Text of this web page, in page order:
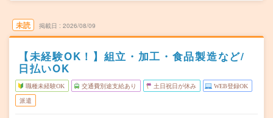
未読 掲載日 2026/08/09
【未経験OK！】組立・加工・食品製造など/
日払いOK
職種未経験OK 交通費別途支給あり 土日祝日が休み WEB登録OK
派遣